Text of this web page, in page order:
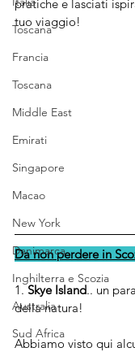
Toscana
Francia
Toscana
Middle East
Emirati
Singapore
Macao
New York
Danimarca
Inghilterra e Scozia
Australia
Sud Africa
pratiche e lasciati
tuo viaggio!
Da non perdere in
1. Skye Island.. un
della natura!
Abbiamo visto qui